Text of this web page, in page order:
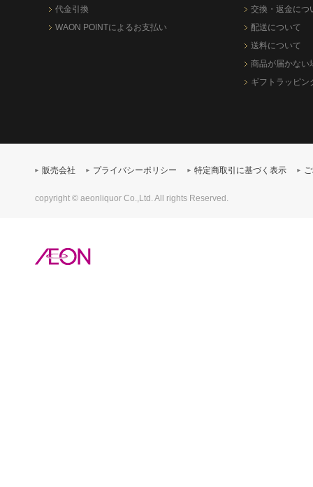
代金引換
WAON POINTによるお支払い
交換・返金につ
配送について
送料について
商品が届かない
ギフトラッピン
販売会社 プライバシーポリシー 特定商取引に基づく表示
copyright © aeonliquor Co.,Ltd. All rights Reserved.